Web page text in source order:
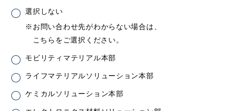
選択しない
※お問い合わせ先がわからない場合は、
こちらをご選択ください。
モビリティマテリアル本部
ライフマテリアルソリューション本部
ケミカルソリューション本部